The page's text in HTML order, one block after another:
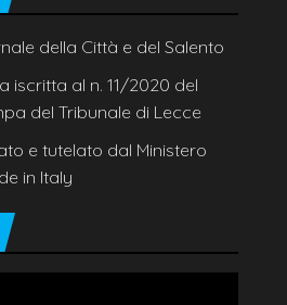
della Città e del Salento
iscritta al n. 11/2020 del
del Tribunale di Lecce
e tutelato dal Ministero
in Italy